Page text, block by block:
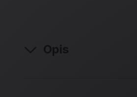
Opis